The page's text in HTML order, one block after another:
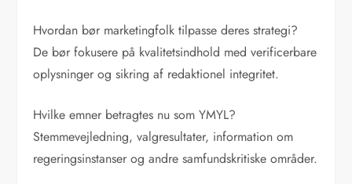
Hvordan bør marketingfolk tilpasse deres strategi?
De bør fokusere på kvalitetsindhold med verificerbare
oplysninger og sikring af redaktionel integritet.
Hvilke emner betragtes nu som YMYL?
Stemmevejledning, valgresultater, information om
regeringsinstanser og andre samfundskritiske områder.